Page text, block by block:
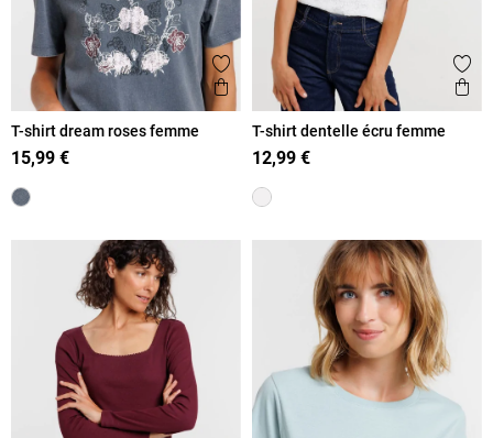
Ajouter aux favoris
Aperçu rapide
T-shirt dream roses femme
15,99 €
T-shirt dentelle écru femme
12,99 €